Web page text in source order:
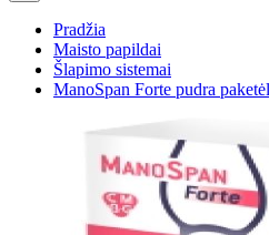
Pradžia
Maisto papildai
Šlapimo sistemai
ManoSpan Forte pudra